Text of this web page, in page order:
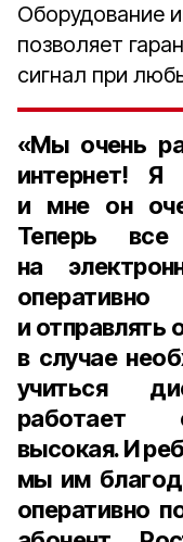
Оборудование
позволяет
сигнал при
«Мы очень
интернет!
и мне он
Теперь все
на
и отправлять
в случае
учиться
работает
высокая. И
мы им
оперативно